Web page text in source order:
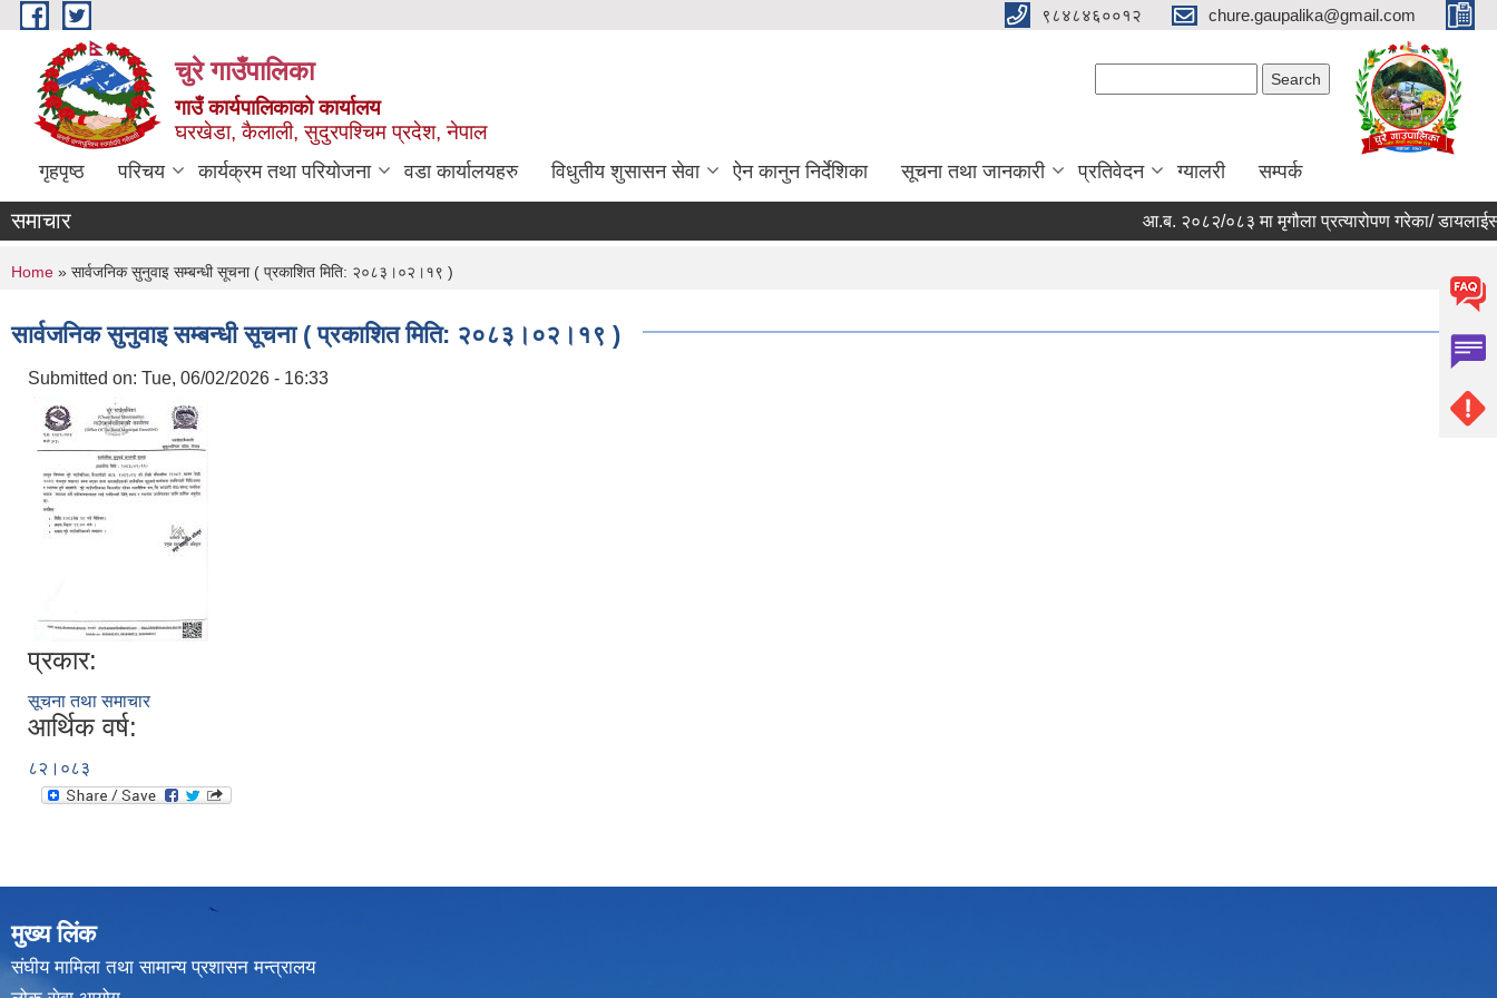
Skip to main content ९८४८४६००१२ chure.gaupalika@gmail.com
चुरे गाउँपालिका
गाउँ कार्यपालिकाको कार्यालय
घरखेडा, कैलाली, सुदुरपश्चिम प्रदेश, नेपाल
गृहपृष्ठ परिचय कार्यक्रम तथा परियोजना वडा कार्यालयहरु विधुतीय शुसासन सेवा ऐन कानुन निर्देशिका सूचना तथा जानकारी प्रतिवेदन ग्यालरी सम्पर्क
समाचार आ.ब. २०८२/०८३ मा मृगौला प्रत्यारोपण गरेका/ डायलाईसस
You are here
Home » सार्वजनिक सुनुवाइ सम्बन्धी सूचना ( प्रकाशित मिति: २०८३।०२।१९ )
सार्वजनिक सुनुवाइ सम्बन्धी सूचना ( प्रकाशित मिति: २०८३।०२।१९ )
Submitted on: Tue, 06/02/2026 - 16:33
प्रकार:
सूचना तथा समाचार
आर्थिक वर्ष:
८२।०८३
मुख्य लिंक
संघीय मामिला तथा सामान्य प्रशासन मन्त्रालय